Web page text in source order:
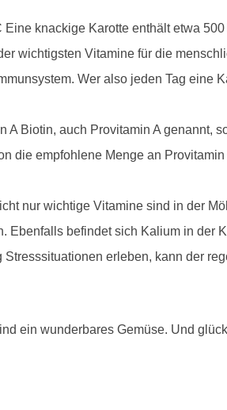
Eine knackige Karotte enthält etwa
wichtigsten Vitamine für die
Wer also jeden Tag eine
A Biotin, auch Provitamin A genannt,
die empfohlene Menge an
nur wichtige Vitamine sind in der
Ebenfalls befindet sich Kalium in der
Stresssituationen erleben, kann der
ein wunderbares Gemüse. Und